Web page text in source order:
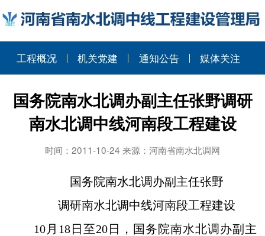
工程概况 机关党建 通知公告 媒体关注
国务院南水北调办副主任张野调研
南水北调中线河南段工程建设
时间：2011-10-24 来源：河南省南水北调网
国务院南水北调办副主任张野
调研南水北调中线河南段工程建设
10月 18日至20日， 国务院南水北调办副主